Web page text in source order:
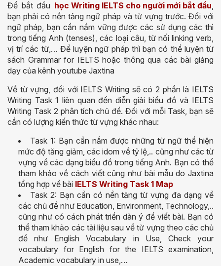
Để bắt đầu học Writing IELTS cho người mới bắt đầu,
bạn phải có nền tảng ngữ pháp và từ vựng trước. Đối với
ngữ pháp, bạn cần nắm vững được các sử dụng các thì
trong tiếng Anh (tenses), các loại câu, từ nối linking verb,
vị trí các từ,… Để luyện ngữ pháp thì bạn có thể luyện từ
sách Grammar for IELTS hoặc thông qua các bài giảng
dạy của kênh youtube Jaxtina
Về từ vựng, đối với IELTS Writing sẽ có 2 phần là IELTS
Writing Task 1 liên quan đến diễn giải biểu đồ và IELTS
Writing Task 2 phân tích chủ đề. Đối với mỗi Task, bạn sẽ
cần có lượng kiến thức từ vựng khác nhau:
Task 1: Bạn cần nắm được những từ ngữ thể hiện
mức độ tăng giảm, các idom về tỷ lệ,.. cũng như các từ
vựng về các dạng biểu đồ trong tiếng Anh. Bạn có thể
tham khảo về cách viết cũng như bài mẫu do Jaxtina
tổng hợp về bài IELTS Writing Task 1 Map
Task 2: Bạn cần có nền tảng từ vựng đa dạng về
các chủ đề như Education, Environment, Technology,..
cũng như có cách phát triển dàn ý để viết bài. Bạn có
thể tham khảo các tài liệu sau về từ vựng theo các chủ
đề như English Vocabulary in Use, Check your
vocabulary for English for the IELTS examination,
Academic vocabulary in use,…